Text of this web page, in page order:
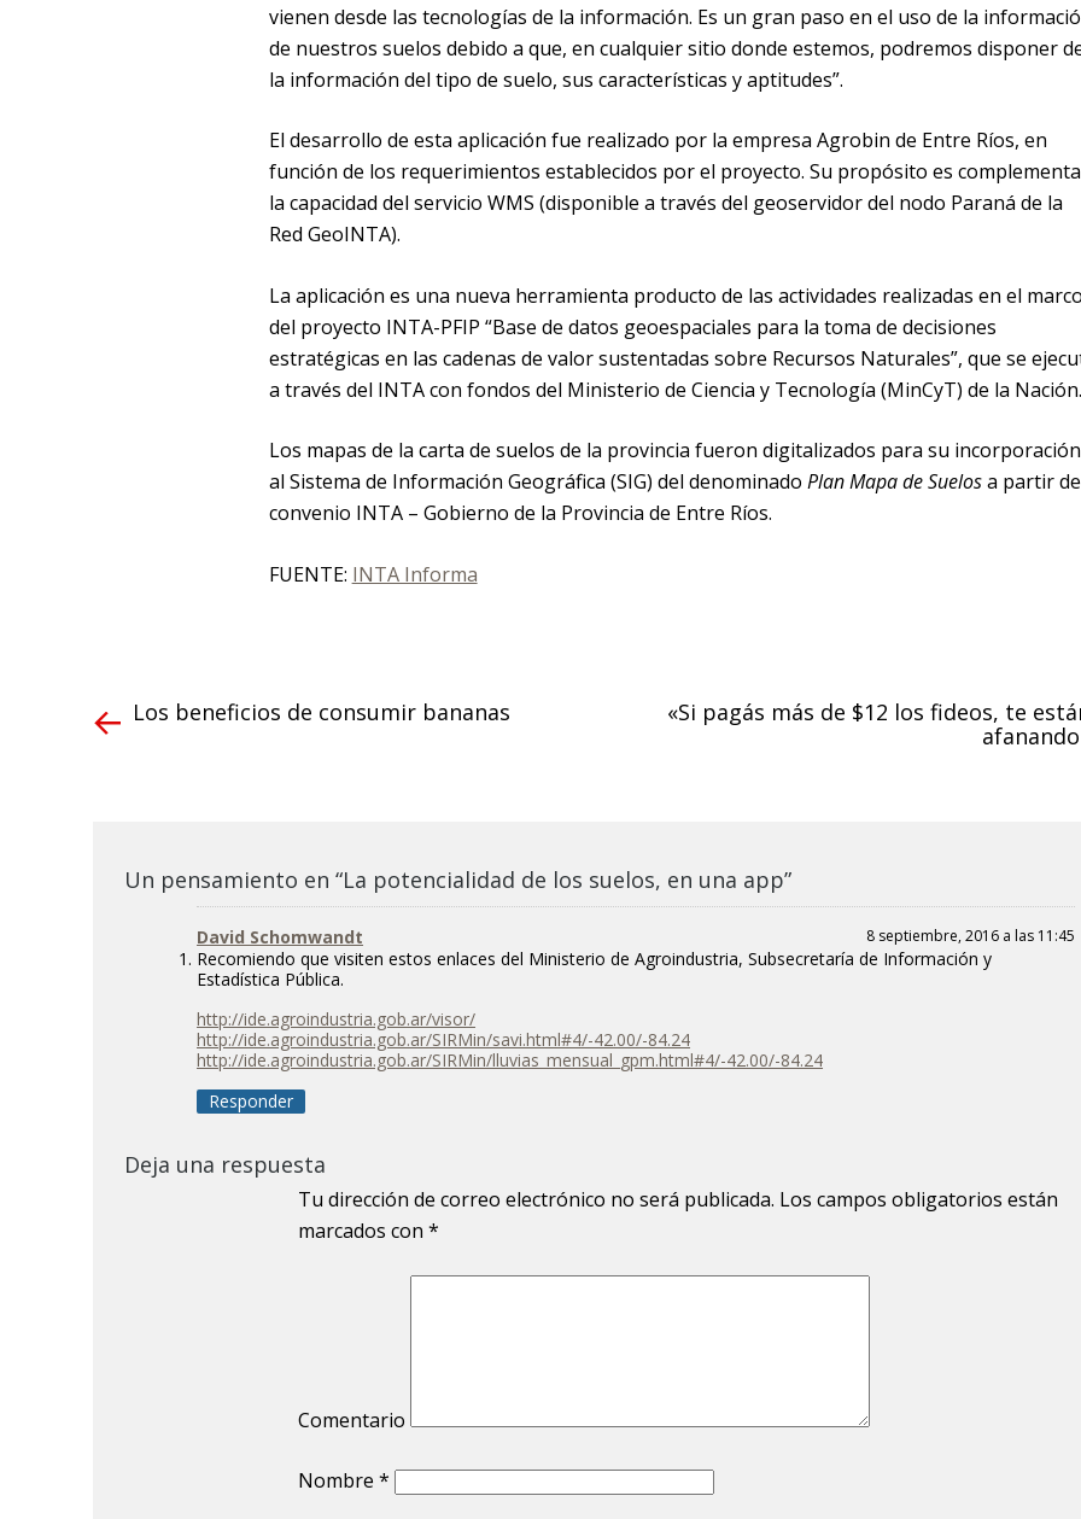
vienen desde las tecnologías de la información. Es un gran paso en el uso de la
de nuestros suelos debido a que, en cualquier sitio donde estemos, podremos disponer
la información del tipo de suelo, sus características y aptitudes”.
El desarrollo de esta aplicación fue realizado por la empresa Agrobin de Entre Ríos, en
función de los requerimientos establecidos por el proyecto. Su propósito es
la capacidad del servicio WMS (disponible a través del geoservidor del nodo Paraná de la
Red GeoINTA).
La aplicación es una nueva herramienta producto de las actividades realizadas en el
del proyecto INTA-PFIP “Base de datos geoespaciales para la toma de decisiones
estratégicas en las cadenas de valor sustentadas sobre Recursos Naturales”, que se
a través del INTA con fondos del Ministerio de Ciencia y Tecnología (MinCyT) de la Nación.
Los mapas de la carta de suelos de la provincia fueron digitalizados para su incorporación
al Sistema de Información Geográfica (SIG) del denominado Plan Mapa de Suelosa partir
convenio INTA – Gobierno de la Provincia de Entre Ríos.
FUENTE: INTA Informa
Los beneficios de consumir bananas
«Si pagás más de $12 los fideos, te
Un pensamiento en “La potencialidad de los suelos, en una app”
David Schomwandt 8 septiembre, 2016 a las 11:45
Recomiendo que visiten estos enlaces del Ministerio de Agroindustria, Subsecretaría de Información y
Estadística Pública.
http://ide.agroindustria.gob.ar/visor/
http://ide.agroindustria.gob.ar/SIRMin/savi.html#4/-42.00/-84.24
http://ide.agroindustria.gob.ar/SIRMin/lluvias_mensual_gpm.html#4/-42.00/-84.24
Responder
Deja una respuesta
Tu dirección de correo electrónico no será publicada. Los campos obligatorios están
marcados con *
Comentario
Nombre *